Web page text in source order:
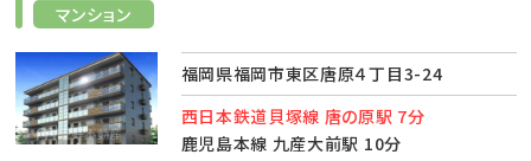
マンション
福岡県福岡市東区唐原４丁目3-24
西日本鉄道貝塚線 唐の原駅 7分
鹿児島本線 九産大前駅 10分